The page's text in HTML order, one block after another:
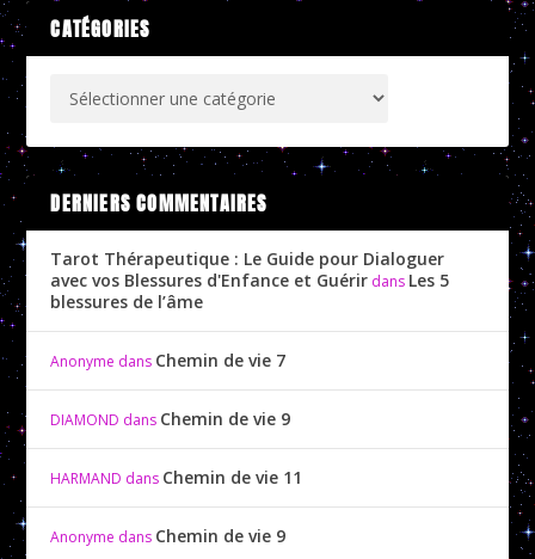
CATÉGORIES
DERNIERS COMMENTAIRES
Tarot Thérapeutique : Le Guide pour Dialoguer
avec vos Blessures d'Enfance et Guérir dans Les 5
blessures de l’âme
Anonyme dans Chemin de vie 7
DIAMOND dans Chemin de vie 9
HARMAND dans Chemin de vie 11
Anonyme dans Chemin de vie 9